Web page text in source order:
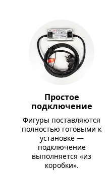
Простое
подключение
Фигуры поставляются
полностью готовыми к
установке —
подключение
выполняется «из
коробки».